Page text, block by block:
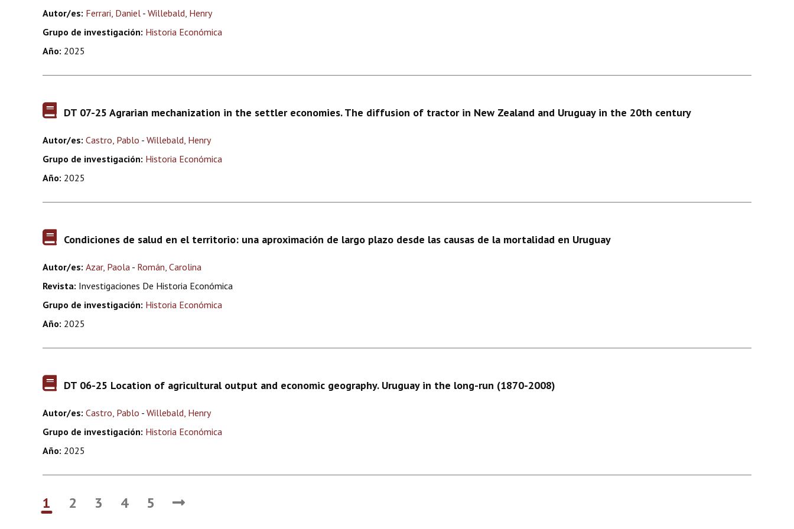
Autor/es: Ferrari, Daniel - Willebald, Henry
Grupo de investigación: Historia Económica
Año: 2025
DT 07-25 Agrarian mechanization in the settler economies. The diffusion of tractor in New Zealand and Uruguay in the 20th century
Autor/es: Castro, Pablo - Willebald, Henry
Grupo de investigación: Historia Económica
Año: 2025
Condiciones de salud en el territorio: una aproximación de largo plazo desde las causas de la mortalidad en Uruguay
Autor/es: Azar, Paola - Román, Carolina
Revista: Investigaciones De Historia Económica
Grupo de investigación: Historia Económica
Año: 2025
DT 06-25 Location of agricultural output and economic geography. Uruguay in the long-run (1870-2008)
Autor/es: Castro, Pablo - Willebald, Henry
Grupo de investigación: Historia Económica
Año: 2025
1 2 3 4 5